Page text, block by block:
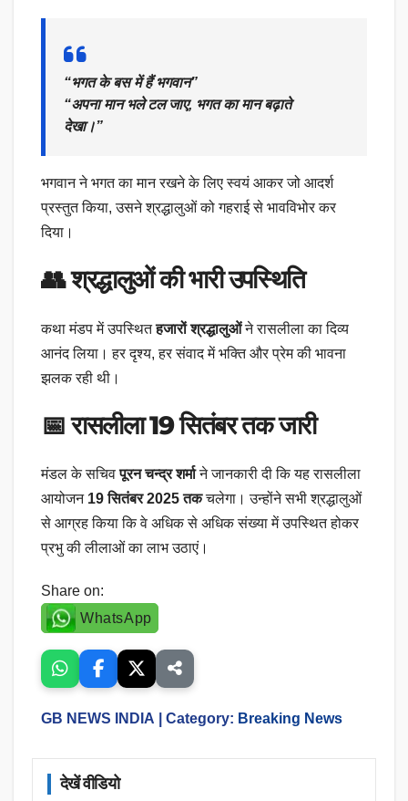
“भगत के बस में हैं भगवान”
“अपना मान भले टल जाए, भगत का मान बढ़ाते
देखा।”
भगवान ने भगत का मान रखने के लिए स्वयं आकर जो आदर्श
प्रस्तुत किया, उसने श्रद्धालुओं को गहराई से भावविभोर कर
दिया।
👥श्रद्धालुओं की भारी उपस्थिति
कथा मंडप में उपस्थितहजारों श्रद्धालुओंने रासलीला का दिव्य
आनंद लिया। हर दृश्य, हर संवाद में भक्ति और प्रेम की भावना
झलक रही थी।
📅रासलीला 19 सितंबर तक जारी
मंडल के सचिवपूरन चन्द्र शर्माने जानकारी दी कि यह रासलीला
आयोजन 19 सितंबर 2025 तकचलेगा। उन्होंने सभी श्रद्धालुओं
से आग्रह किया कि वे अधिक से अधिक संख्या में उपस्थित होकर
प्रभु की लीलाओं का लाभ उठाएं।
Share on:
WhatsApp
GB NEWS INDIA | Category: Breaking News
देखें वीडियो